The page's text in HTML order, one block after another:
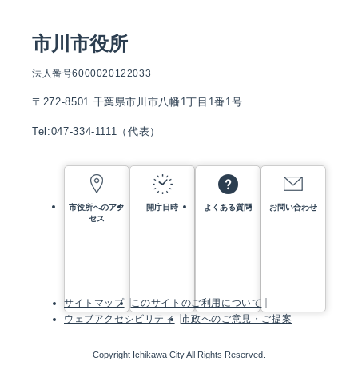
市川市役所
法人番号6000020122033
〒272-8501 千葉県市川市八幡1丁目1番1号
Tel:047-334-1111（代表）
市役所へのアク
セス
開庁日時 よくある質問 お問い合わせ
サイトマップ
このサイトのご利用について
ウェブアクセシビリティ
市政へのご意見・ご提案
Copyright Ichikawa City All Rights Reserved.